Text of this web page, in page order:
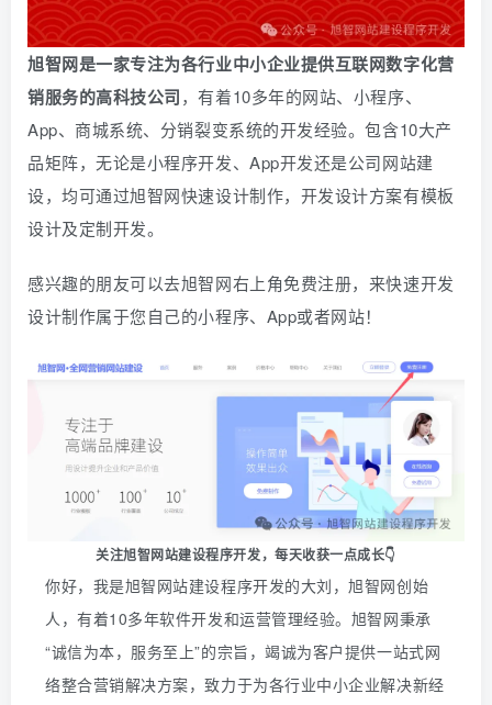
旭智网是一家专注为各行业中小企业提供互联网数字化营
销服务的高科技公司，有着10多年的网站、小程序、
App、商城系统、 分销裂变系统的开发经验。包含10大产
品矩阵，无论是小程序开发、App开发还是公司网站建
设，均可通过旭智网快速设计制作，开发设计方案有模板
设计及定制开发。
感兴趣的朋友可以去旭智网右上角免费注册， 来快速开发
设计制作属于您自己的小程序、App或者网站！
关注旭智网站建设程序开发，每天收获一点成长👇
你好，我是旭智网站建设程序开发的大刘，旭智网创始
人，有着10多年软件开发和运营管理经验。旭智网秉承
“诚信为本，服务至上”的宗旨，竭诚为客户提供一站式网
络整合营销解决方案，致力于为各行业中小企业解决新经